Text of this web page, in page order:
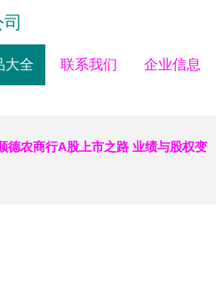
大全 联系我们 企业信息
德农商行A股上市之路 业绩与股权变